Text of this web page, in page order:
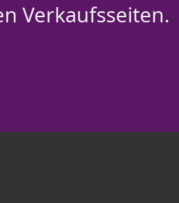
Verkaufsseiten.